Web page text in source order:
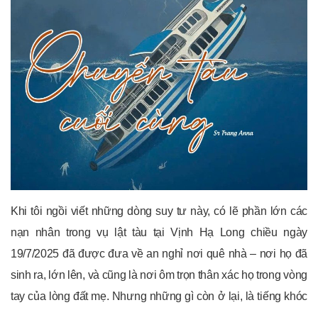
Khi tôi ngồi viết những dòng suy tư này, có lẽ phần lớn các
nạn nhân trong vụ lật tàu tại Vịnh Hạ Long chiều ngày
19/7/2025 đã được đưa về an nghỉ nơi quê nhà – nơi họ đã
sinh ra, lớn lên, và cũng là nơi ôm trọn thân xác họ trong vòng
tay của lòng đất mẹ. Nhưng những gì còn ở lại, là tiếng khóc